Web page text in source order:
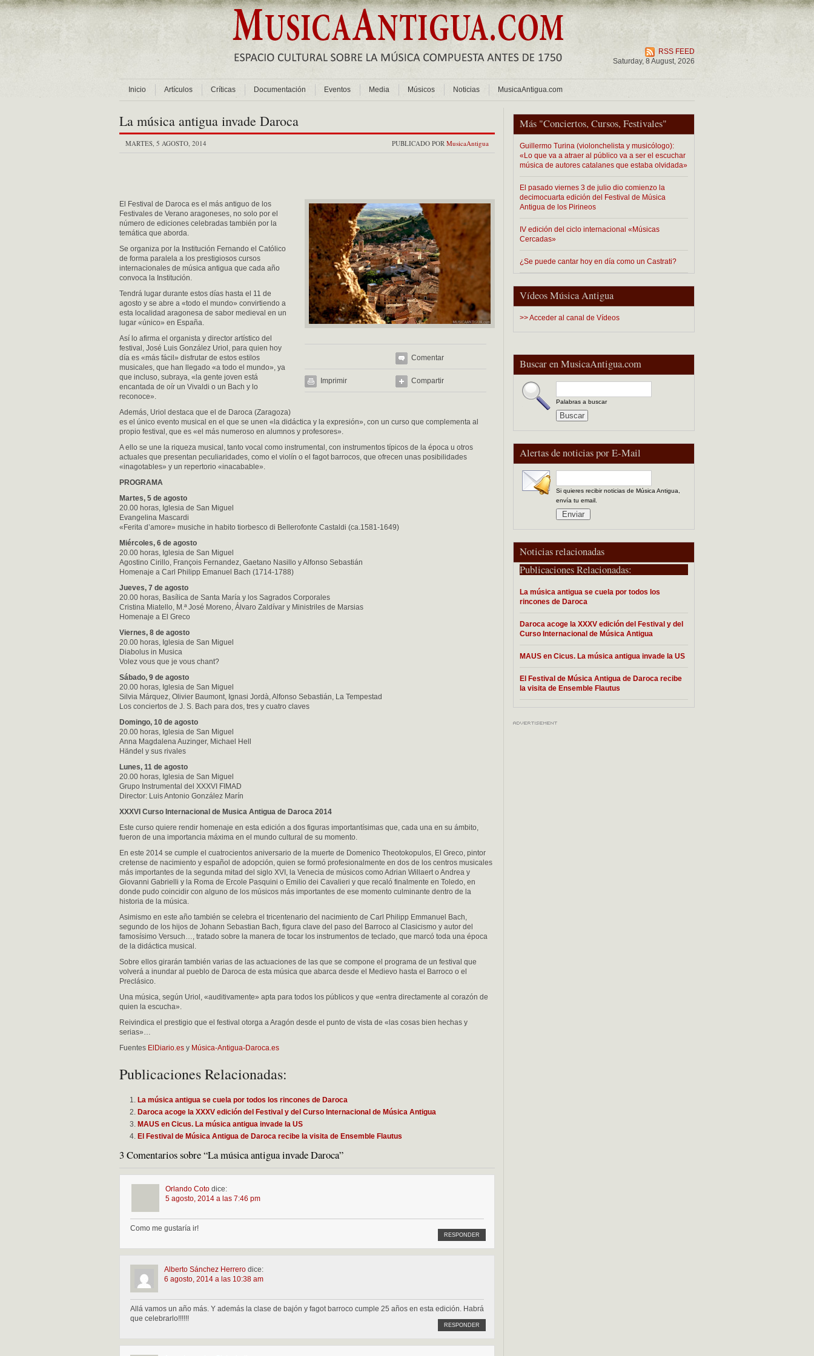
RSS FEED
Saturday, 8 August, 2026
Inicio Artículos Críticas Documentación Eventos Media Músicos Noticias MusicaAntigua.com
Más "Conciertos, Cursos, Festivales"
Guillermo Turina (violonchelista y musicólogo):
«Lo que va a atraer al público va a ser el escuchar
música de autores catalanes que estaba olvidada»
El pasado viernes 3 de julio dio comienzo la
decimocuarta edición del Festival de Música
Antigua de los Pirineos
IV edición del ciclo internacional «Músicas
Cercadas»
¿Se puede cantar hoy en día como un Castrati?
Vídeos Música Antigua
>> Acceder al canal de Vídeos
Buscar en MusicaAntigua.com
Palabras a buscar
Alertas de noticias por E-Mail
Si quieres recibir noticias de Música Antigua,
envía tu email.
Noticias relacionadas
Publicaciones Relacionadas:
La música antigua se cuela por todos los
rincones de Daroca
Daroca acoge la XXXV edición del Festival y del
Curso Internacional de Música Antigua
MAUS en Cicus. La música antigua invade la US
El Festival de Música Antigua de Daroca recibe
la visita de Ensemble Flautus
La música antigua invade Daroca
PUBLICADO POR MusicaAntigua
MARTES, 5 AGOSTO, 2014
Comentar
Imprimir Compartir
El Festival de Daroca es el más antiguo de los
Festivales de Verano aragoneses, no solo por el
número de ediciones celebradas también por la
temática que aborda.
Se organiza por la Institución Fernando el Católico
de forma paralela a los prestigiosos cursos
internacionales de música antigua que cada año
convoca la Institución.
Tendrá lugar durante estos días hasta el 11 de
agosto y se abre a «todo el mundo» convirtiendo a
esta localidad aragonesa de sabor medieval en un
lugar «único» en España.
Así lo afirma el organista y director artístico del
festival, José Luis González Uriol, para quien hoy
día es «más fácil» disfrutar de estos estilos
musicales, que han llegado «a todo el mundo», ya
que incluso, subraya, «la gente joven está
encantada de oír un Vivaldi o un Bach y lo
reconoce».
Además, Uriol destaca que el de Daroca (Zaragoza)
es el único evento musical en el que se unen «la didáctica y la expresión», con un curso que complementa al
propio festival, que es «el más numeroso en alumnos y profesores».
A ello se une la riqueza musical, tanto vocal como instrumental, con instrumentos típicos de la época u otros
actuales que presentan peculiaridades, como el violín o el fagot barrocos, que ofrecen unas posibilidades
«inagotables» y un repertorio «inacabable».
PROGRAMA
Martes, 5 de agosto
20.00 horas, Iglesia de San Miguel
Evangelina Mascardi
«Ferita d’amore» musiche in habito tiorbesco di Bellerofonte Castaldi (ca.1581-1649)
Miércoles, 6 de agosto
20.00 horas, Iglesia de San Miguel
Agostino Cirillo, François Fernandez, Gaetano Nasillo y Alfonso Sebastián
Homenaje a Carl Philipp Emanuel Bach (1714-1788)
Jueves, 7 de agosto
20.00 horas, Basílica de Santa María y los Sagrados Corporales
Cristina Miatello, M.ª José Moreno, Álvaro Zaldívar y Ministriles de Marsias
Homenaje a El Greco
Viernes, 8 de agosto
20.00 horas, Iglesia de San Miguel
Diabolus in Musica
Volez vous que je vous chant?
Sábado, 9 de agosto
20.00 horas, Iglesia de San Miguel
Silvia Márquez, Olivier Baumont, Ignasi Jordà, Alfonso Sebastián, La Tempestad
Los conciertos de J. S. Bach para dos, tres y cuatro claves
Domingo, 10 de agosto
20.00 horas, Iglesia de San Miguel
Anna Magdalena Auzinger, Michael Hell
Händel y sus rivales
Lunes, 11 de agosto
20.00 horas, Iglesia de San Miguel
Grupo Instrumental del XXXVI FIMAD
Director: Luis Antonio González Marín
XXXVI Curso Internacional de Musica Antigua de Daroca 2014
Este curso quiere rendir homenaje en esta edición a dos figuras importantísimas que, cada una en su ámbito,
fueron de una importancia máxima en el mundo cultural de su momento.
En este 2014 se cumple el cuatrocientos aniversario de la muerte de Domenico Theotokopulos, El Greco, pintor
cretense de nacimiento y español de adopción, quien se formó profesionalmente en dos de los centros musicales
más importantes de la segunda mitad del siglo XVI, la Venecia de músicos como Adrian Willaert o Andrea y
Giovanni Gabrielli y la Roma de Ercole Pasquini o Emilio dei Cavalieri y que recaló finalmente en Toledo, en
donde pudo coincidir con alguno de los músicos más importantes de ese momento culminante dentro de la
historia de la música.
Asimismo en este año también se celebra el tricentenario del nacimiento de Carl Philipp Emmanuel Bach,
segundo de los hijos de Johann Sebastian Bach, figura clave del paso del Barroco al Clasicismo y autor del
famosísimo Versuch…, tratado sobre la manera de tocar los instrumentos de teclado, que marcó toda una época
de la didáctica musical.
Sobre ellos girarán también varias de las actuaciones de las que se compone el programa de un festival que
volverá a inundar al pueblo de Daroca de esta música que abarca desde el Medievo hasta el Barroco o el
Preclásico.
Una música, según Uriol, «auditivamente» apta para todos los públicos y que «entra directamente al corazón de
quien la escucha».
Reivindica el prestigio que el festival otorga a Aragón desde el punto de vista de «las cosas bien hechas y
serias»…
Fuentes ElDiario.es y Música-Antigua-Daroca.es
Publicaciones Relacionadas:
La música antigua se cuela por todos los rincones de Daroca
Daroca acoge la XXXV edición del Festival y del Curso Internacional de Música Antigua
MAUS en Cicus. La música antigua invade la US
El Festival de Música Antigua de Daroca recibe la visita de Ensemble Flautus
3 Comentarios sobre “La música antigua invade Daroca”
Orlando Coto dice:
5 agosto, 2014 a las 7:46 pm
Como me gustaría ir!
RESPONDER
Alberto Sánchez Herrero dice:
6 agosto, 2014 a las 10:38 am
Allá vamos un año más. Y además la clase de bajón y fagot barroco cumple 25 años en esta edición. Habrá
que celebrarlo!!!!!!
RESPONDER